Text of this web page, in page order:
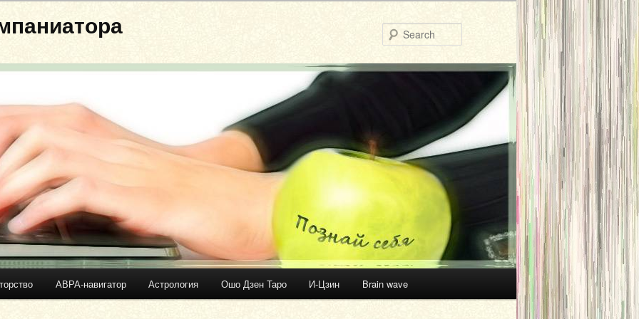
АВРА-навигатор Астрология Ошо Дзен Таро И-Цзин Brain wave